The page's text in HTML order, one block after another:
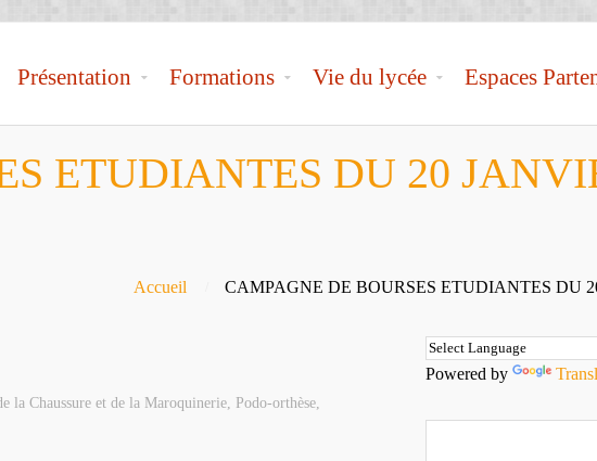
Présentation Formations Vie du lycée Espaces
ETUDIANTES DU 20
Accueil CAMPAGNE DE BOURSES ETUDIANTES DU
la Chaussure et de la Maroquinerie Podo-orthèse
Powered by